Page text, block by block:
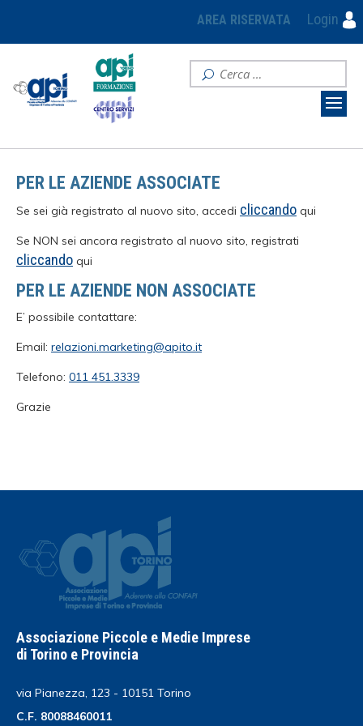
AREA RISERVATA Login
PER LE AZIENDE ASSOCIATE
Se sei già registrato al nuovo sito, accedi cliccando qui
Se NON sei ancora registrato al nuovo sito, registrati
cliccando qui
PER LE AZIENDE NON ASSOCIATE
E’ possibile contattare:
Email: relazioni.marketing@apito.it
Telefono: 011 451.3339
Grazie
Associazione Piccole e Medie Imprese
di Torino e Provincia
via Pianezza, 123 - 10151 Torino
C.F. 80088460011